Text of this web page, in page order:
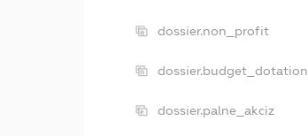
dossier.non_profit
dossier.budget_dotation
dossier.palne_akciz